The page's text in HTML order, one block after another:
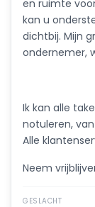
en ruimte
kan u
dichtbij. Mijn
ondernemer,
Ik kan alle
notuleren,
Alle
Neem
GESLACHT